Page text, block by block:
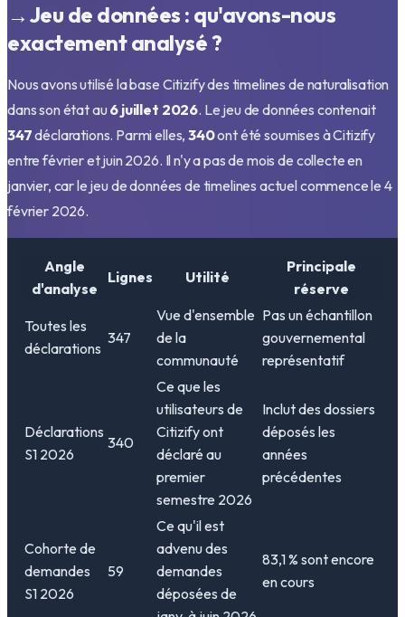
→ Jeu de données : qu'avons-nous
exactement analysé ?
Nous avons utilisé la base Citizify des timelines de naturalisation
dans son état au 6 juillet 2026. Le jeu de données contenait
347déclarations. Parmi elles,340ont été soumises à Citizify
entre février et juin 2026. Il n'y a pas de mois de collecte en
janvier, car le jeu de données de timelines actuel commence le 4
février 2026.
Angle
d'analyse
Lignes Utilité
Principale
réserve
Toutes les
déclarations
347
Vue d'ensemble
de la
communauté
Pas un échantillon
gouvernemental
représentatif
Déclarations
S1 2026
340
Ce que les
utilisateurs de
Citizify ont
déclaré au
premier
semestre 2026
Inclut des dossiers
déposés les
années
précédentes
Cohorte de
demandes
S1 2026
59
Ce qu'il est
advenu des
demandes
déposées de
83,1 % sont encore
en cours